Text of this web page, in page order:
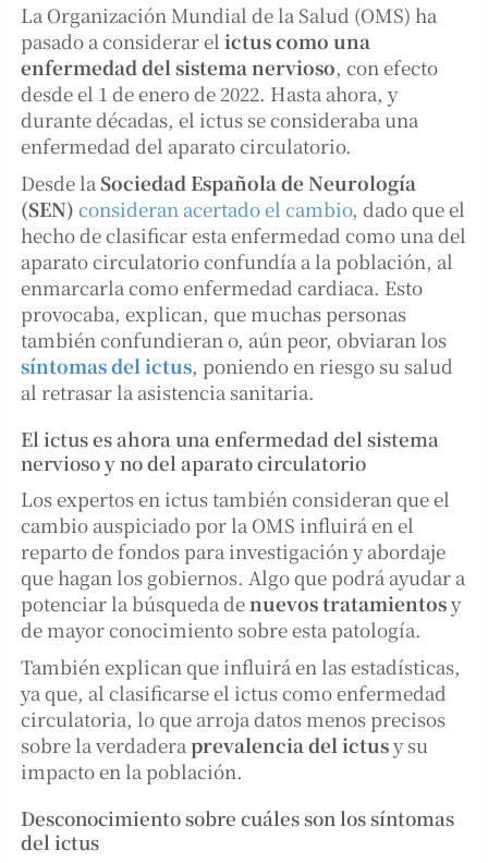
La Organización Mundial de la Salud (OMS) ha
pasado a considerar el ictus como una
enfermedad del sistema nervioso, con efecto
desde el 1 de enero de 2022. Hasta ahora, y
durante décadas, el ictus se consideraba una
enfermedad del aparato circulatorio.
Desde la Sociedad Española de Neurología
(SEN) consideran acertado el cambio, dado que el
hecho de clasificar esta enfermedad como una del
aparato circulatorio confundía a la población, al
enmarcarla como enfermedad cardiaca. Esto
provocaba, explican, que muchas personas
también confundieran o, aún peor, obviaran los
síntomas del ictus, poniendo en riesgo su salud
al retrasar la asistencia sanitaria.
El ictus es ahora una enfermedad del sistema
nervioso y no del aparato circulatorio
Los expertos en ictus también consideran que el
cambio auspiciado por la OMS influirá en el
reparto de fondos para investigación y abordaje
que hagan los gobiernos. Algo que podrá ayudar a
potenciar la búsqueda denuevos tratamientosy
de mayor conocimiento sobre esta patología.
También explican que influirá en las estadísticas,
ya que, al clasificarse el ictus como enfermedad
circulatoria, lo que arroja datos menos precisos
sobre la verdaderaprevalencia del ictusy su
impacto en la población.
Desconocimiento sobre cuáles son los síntomas
del ictus